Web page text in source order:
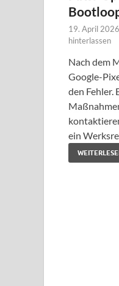
19. April 2026
hinterlassen
Nach dem
Google-
den Fehler.
ein